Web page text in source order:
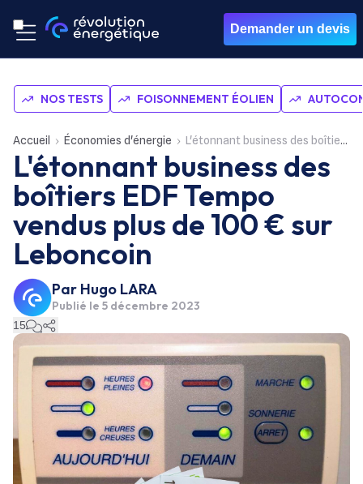
Demander un devis
NOS TESTS FOISONNEMENT ÉOLIEN
Accueil Économies d'énergie L'étonnant business des boîtiers EDF Tempo vendus plus de 100 € sur Leboncoin
L'étonnant business des
boîtiers EDF Tempo
vendus plus de 100 € sur
Leboncoin
Par Hugo LARA
Publié le 5 décembre 2023
15